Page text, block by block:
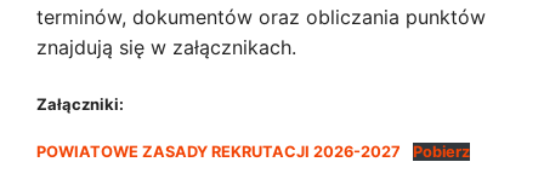
terminów, dokumentów oraz obliczania punktów
znajdują się w załącznikach.
Załączniki:
POWIATOWE ZASADY REKRUTACJI 2026-2027 Pobierz